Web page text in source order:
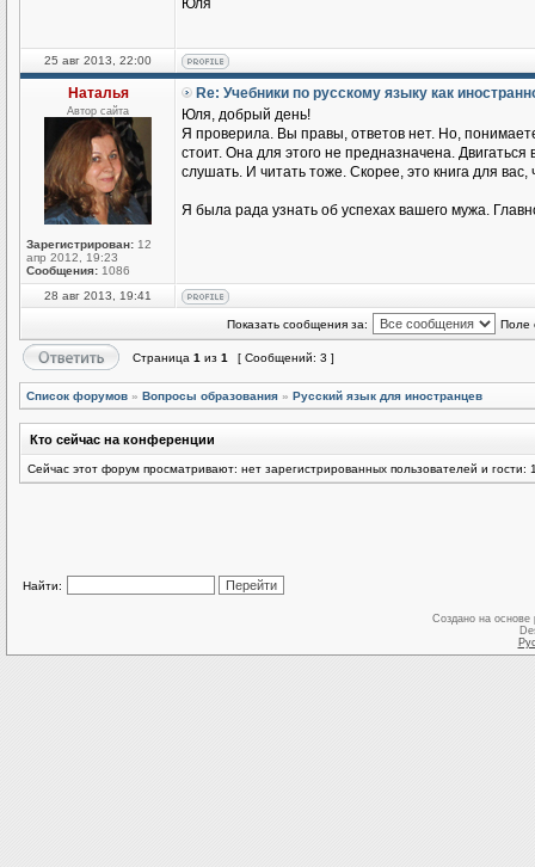
Юля
25 авг 2013, 22:00
Наталья
Автор сайта
Зарегистрирован: 12
апр 2012, 19:23
Сообщения: 1086
Re: Учебники по русскому языку как
Юля, добрый день!
Я проверила. Вы правы, ответов нет. Но,
стоит. Она для этого не предназначена.
слушать. И читать тоже. Скорее, это книга для
Я была рада узнать об успехах вашего мужа.
28 авг 2013, 19:41
Показать сообщения за: Поле
Страница 1 из 1 [ Сообщений: 3 ]
Список форумов » Вопросы образования » Русский язык для иностранцев
Кто сейчас на конференции
Сейчас этот форум просматривают: нет зарегистрированных пользователей и гости:
Найти:
Создано на основе